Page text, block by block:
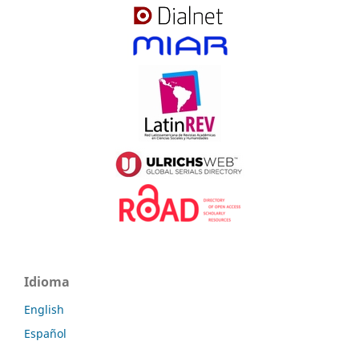
Idioma
English
Español